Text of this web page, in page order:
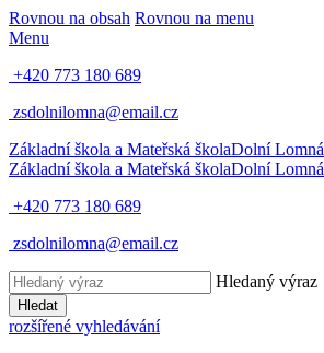
Rovnou na obsah Rovnou na menu
Menu
+420 773 180 689
zsdolnilomna@email.cz
Základní škola a Mateřská školaDolní Lomná
Základní škola a Mateřská školaDolní Lomná
+420 773 180 689
zsdolnilomna@email.cz
Hledaný výraz
Hledat
rozšířené vyhledávání